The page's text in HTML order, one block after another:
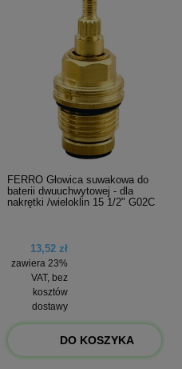
FERRO Głowica suwakowa do
baterii dwuuchwytowej - dla
nakrętki /wieloklin 15 1/2" G02C
13,52 zł
zawiera 23%
VAT, bez
kosztów
dostawy
DO KOSZYKA